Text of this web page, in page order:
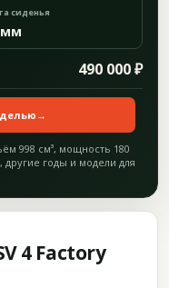
сиденья
мм
490 000 ₽
→
998 см³, мощность 180
другие годы и модели для
4 Factory